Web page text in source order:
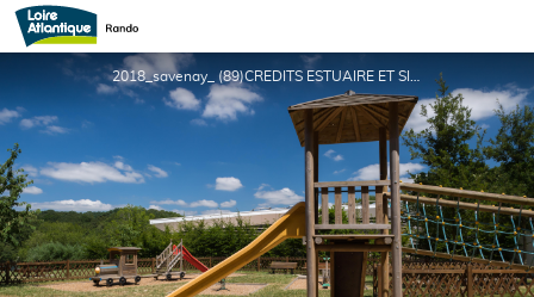
AIRE DE JEUX_PÔLE DE LOISIRS DU LAC